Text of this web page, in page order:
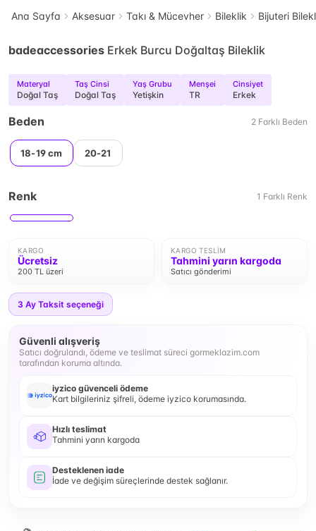
Ana Sayfa Aksesuar Takı & Mücevher Bileklik Bijuteri
badeaccessories Erkek Burcu Doğaltaş Bileklik
Materyal
Doğal Taş
Taş Cinsi
Doğal Taş
Yaş Grubu
Yetişkin
Menşei
TR
Cinsiyet
Erkek
Beden 2 Farklı Beden
18-19 cm 20-21
Renk 1 Farklı Renk
KARGO
Ücretsiz
200 TL üzeri
KARGO TESLIM
Tahmini yarın kargoda
Satıcı gönderimi
3 Ay Taksit seçeneği
Güvenli alışveriş
Satıcı doğrulandı, ödeme ve teslimat süreci gormeklazim.com
tarafından koruma altında.
iyzico güvenceli ödeme
Kart bilgileriniz şifreli, ödeme iyzico korumasında.
Hızlı teslimat
Tahmini yarın kargoda
Desteklenen iade
İade ve değişim süreçlerinde destek sağlanır.